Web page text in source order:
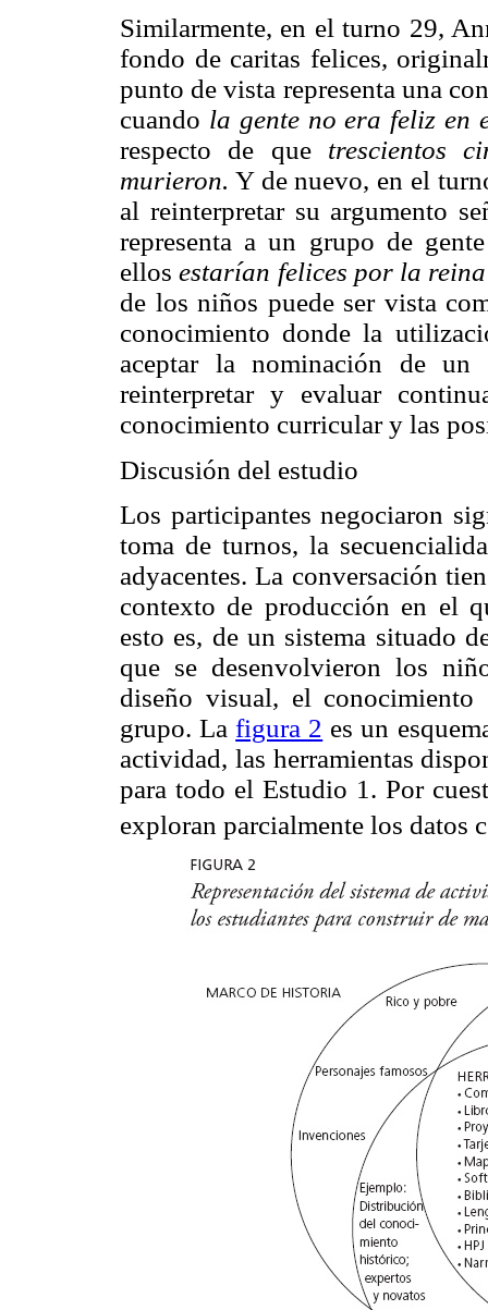
Similarmente, en el turno 29,
fondo de caritas felices,
punto de vista representa una
cuando la gente no era feliz en
respecto de que trescientos
murieron. Y de nuevo, en el
al reinterpretar su argumento
representa a un grupo de
ellosestarían felices por la
de los niños puede ser vista
conocimiento donde la
aceptar la nominación de
reinterpretar y evaluar
conocimiento curricular y las
Discusión del estudio
Los participantes negociaron
toma de turnos, la
adyacentes. La conversación
contexto de producción en el
esto es, de un sistema situado
que se desenvolvieron los
diseño visual, el
grupo. Lafigura 2 es un
actividad, las herramientas
para todo el Estudio 1. Por
exploran parcialmente los datos